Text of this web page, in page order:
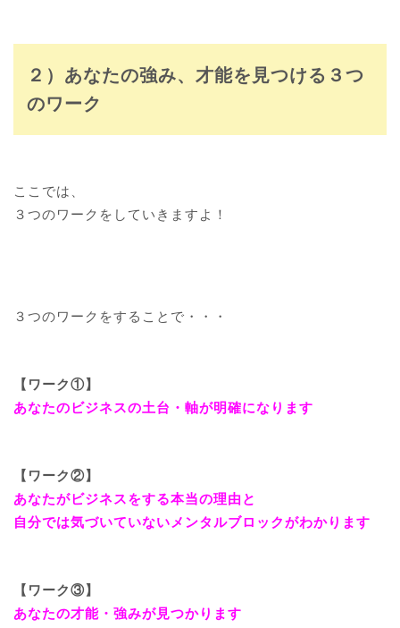
２）あなたの強み、才能を見つける３つ
のワーク
ここでは、
３つのワークをしていきますよ！
３つのワークをすることで・・・
【ワーク①】
あなたのビジネスの土台・軸が明確になります
【ワーク②】
あなたがビジネスをする本当の理由と
自分では気づいていないメンタルブロックがわかります
【ワーク③】
あなたの才能・強みが見つかります